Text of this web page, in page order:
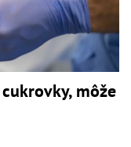
môže